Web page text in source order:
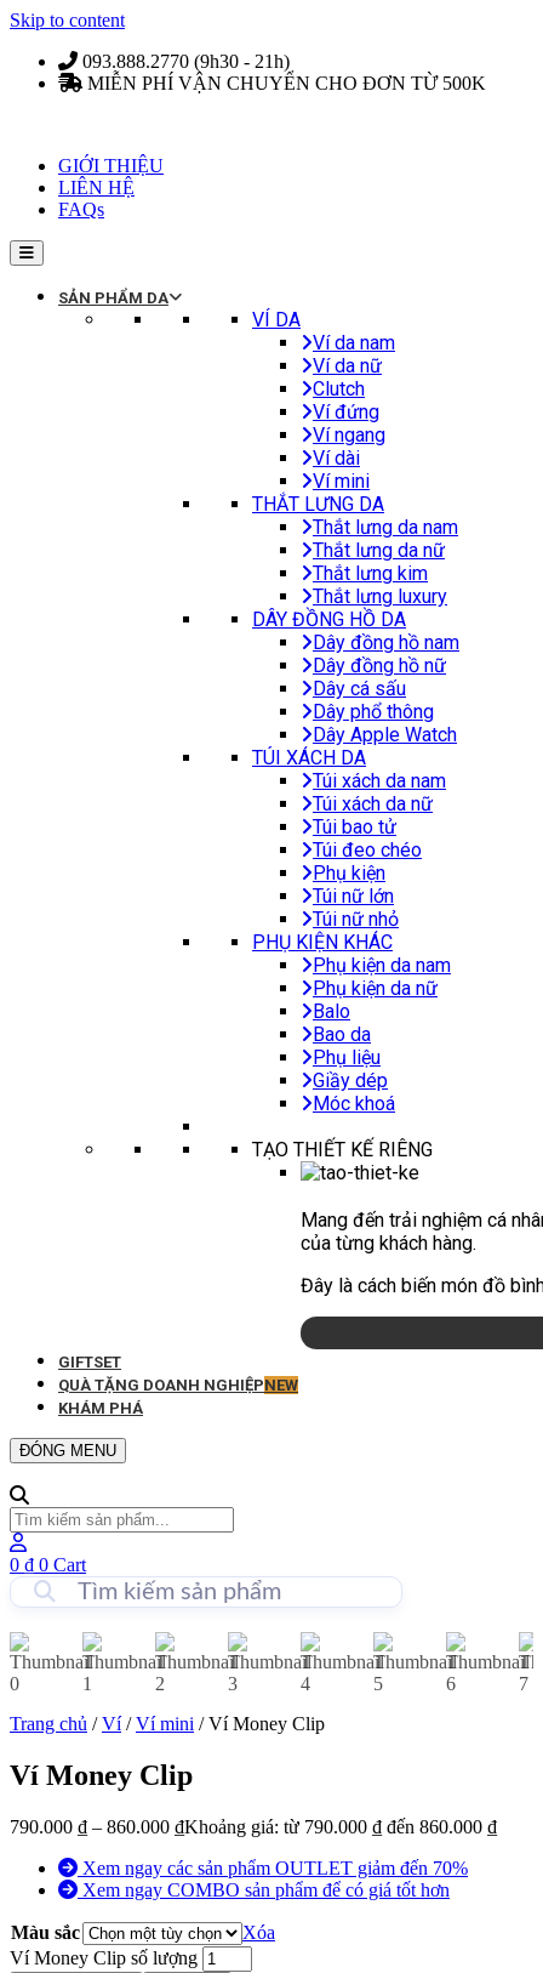
Skip to content
093.888.2770 (9h30 - 21h)
MIỄN PHÍ VẬN CHUYỂN CHO ĐƠN TỪ 500K
GIỚI THIỆU
LIÊN HỆ
FAQs
SẢN PHẨM DA
VÍ DA
Ví da nam
Ví da nữ
Clutch
Ví đứng
Ví ngang
Ví dài
Ví mini
THẮT LƯNG DA
Thắt lưng da nam
Thắt lưng da nữ
Thắt lưng kim
Thắt lưng luxury
DÂY ĐỒNG HỒ DA
Dây đồng hồ nam
Dây đồng hồ nữ
Dây cá sấu
Dây phổ thông
Dây Apple Watch
TÚI XÁCH DA
Túi xách da nam
Túi xách da nữ
Túi bao tử
Túi đeo chéo
Phụ kiện
Túi nữ lớn
Túi nữ nhỏ
PHỤ KIỆN KHÁC
Phụ kiện da nam
Phụ kiện da nữ
Balo
Bao da
Phụ liệu
Giầy dép
Móc khoá
TẠO THIẾT KẾ RIÊNG
Mang đến trải nghiệm cá
của từng khách hàng.
Đây là cách biến món đồ
GIFTSET
QUÀ TẶNG DOANH NGHIỆPNEW
KHÁM PHÁ
ĐÓNG MENU
0 ₫ 0 Cart
Trang chủ /Ví/Ví mini / Ví Money Clip
Ví Money Clip
790.000 ₫ – 860.000 ₫Khoảng giá: từ 790.000 ₫ đến 860.000 ₫
Xem ngay các sản phẩm OUTLET giảm đến 70%
Xem ngay COMBO sản phẩm để có giá tốt hơn
Màu sắc
Xóa
Ví Money Clip số lượng